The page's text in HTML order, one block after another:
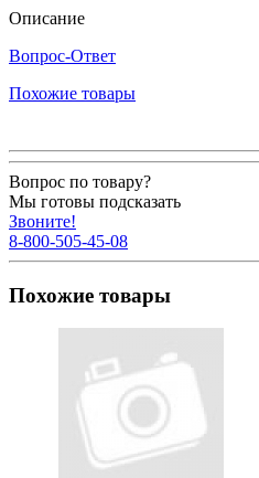
Описание
Вопрос-Ответ
Похожие товары
Вопрос по товару?
Мы готовы подсказать
Звоните!
8-800-505-45-08
Похожие товары